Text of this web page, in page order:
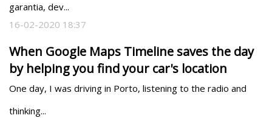
garantia, dev...
16-02-2020 18:37
When Google Maps Timeline saves the day
by helping you find your car's location
One day, I was driving in Porto, listening to the radio and
thinking...